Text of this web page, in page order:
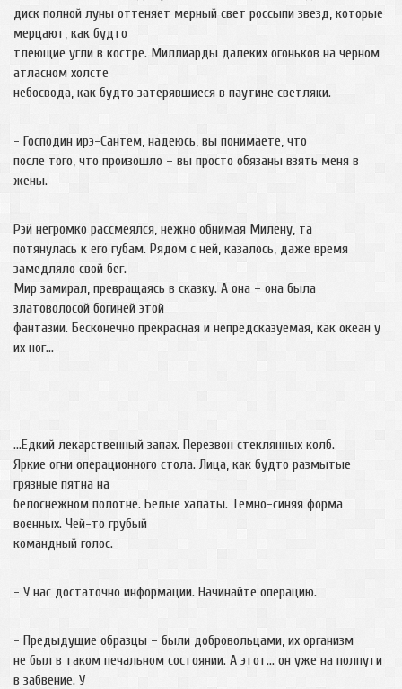
диск полной луны оттеняет мерный свет россыпи звезд, которые
мерцают, как будто
тлеющие угли в костре. Миллиарды далеких огоньков на черном
атласном холсте
небосвода, как будто затерявшиеся в паутине светляки.
- Господин ирэ-Сантем, надеюсь, вы понимаете, что
после того, что произошло – вы просто обязаны взять меня в
жены.
Рэй негромко рассмеялся, нежно обнимая Милену, та
потянулась к его губам. Рядом с ней, казалось, даже время
замедляло свой бег.
Мир замирал, превращаясь в сказку. А она – она была
златоволосой богиней этой
фантазии. Бесконечно прекрасная и непредсказуемая, как океан у
их ног…
…Едкий лекарственный запах. Перезвон стеклянных колб.
Яркие огни операционного стола. Лица, как будто размытые
грязные пятна на
белоснежном полотне. Белые халаты. Темно-синяя форма
военных. Чей-то грубый
командный голос.
- У нас достаточно информации. Начинайте операцию.
- Предыдущие образцы – были добровольцами, их организм
не был в таком печальном состоянии. А этот… он уже на полпути
в забвение. У